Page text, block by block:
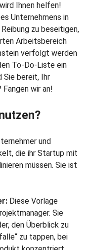
Ihnen helfen!
Unternehmens in
zu beseitigen,
Arbeitsbereich
verfolgt werden
To-Do-Liste ein
Sie bereit, Ihr
Fangen wir an!
und
die ihr Startup mit
müssen. Sie ist
Diese Vorlage
Sie
den Überblick zu
zu tappen, bei